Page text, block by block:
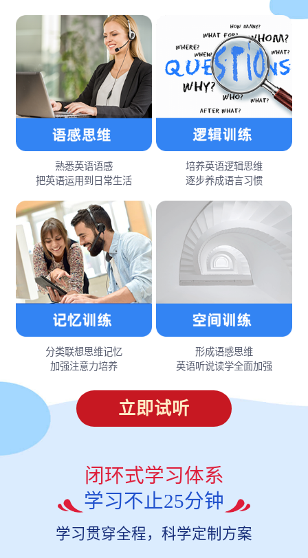
熟悉英语语感
把英语运用到日常生活
培养英语逻辑思维
逐步养成语言习惯
分类联想思维记忆
加强注意力培养
形成语感思维
英语听说读学全面加强
立即试听
闭环式学习体系
学习不止25分钟
学习贯穿全程，科学定制方案